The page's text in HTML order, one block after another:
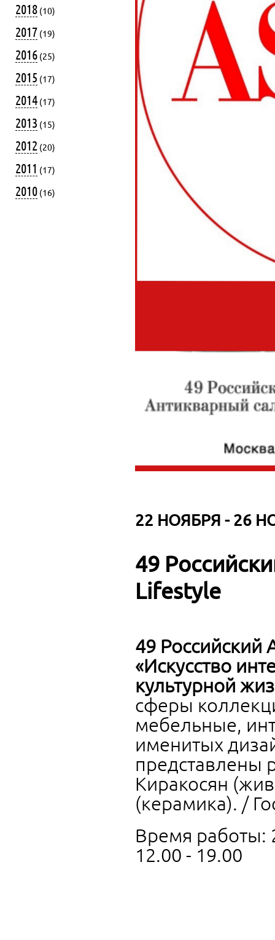
2018 (10)
2017 (19)
2016 (25)
2015 (17)
2014 (17)
2013 (15)
2012 (20)
2011 (17)
2010 (16)
22 НОЯБРЯ - 26
49
Lifestyle
49 Российский
«Искусство
культурной
сферы
мебельные,
именитых
Киракосян
(керамика). /
Время работы:
12.00 - 19.00